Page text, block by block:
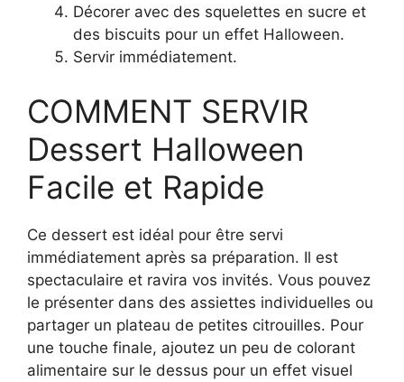
Décorer avec des squelettes en sucre et
des biscuits pour un effet Halloween.
Servir immédiatement.
COMMENT SERVIR
Dessert Halloween
Facile et Rapide
Ce dessert est idéal pour être servi
immédiatement après sa préparation. Il est
spectaculaire et ravira vos invités. Vous pouvez
le présenter dans des assiettes individuelles ou
partager un plateau de petites citrouilles. Pour
une touche finale, ajoutez un peu de colorant
alimentaire sur le dessus pour un effet visuel